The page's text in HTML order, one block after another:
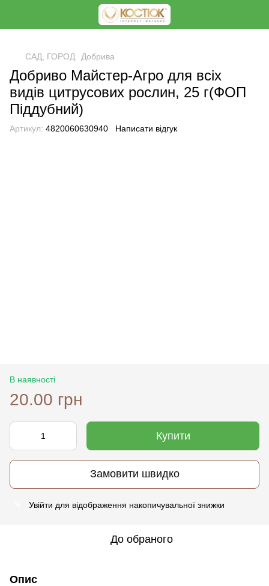
САД, ГОРОД Добрива
Добриво Майстер-Агро для всіх
видів цитрусових рослин, 25 г(ФОП
Піддубний)
Артикул: 4820060630940 Написати відгук
В наявності
20.00 грн
Купити
Замовити швидко
Увійти для відображення накопичувальної знижки
До обраного
Опис